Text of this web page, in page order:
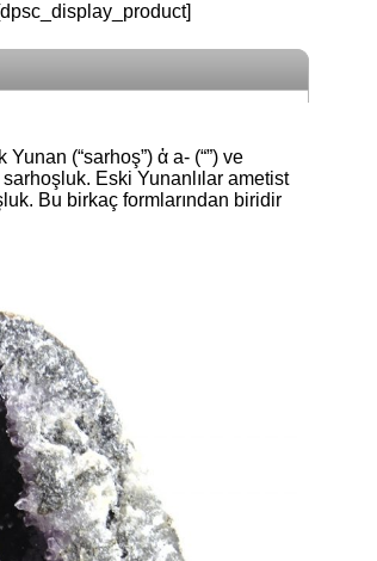
(“sarhoş”) ἀ a- (“”) ve
Eski Yunanlılar ametist
Bu birkaç formlarından biridir